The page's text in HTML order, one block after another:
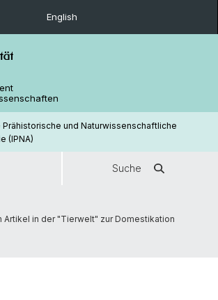
English
Prähistorische und Naturwissenschaftliche
(IPNA)
Suche
Artikel in der "Tierwelt" zur Domestikation